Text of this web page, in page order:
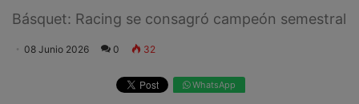
Básquet: Racing se consagró campeón semestral
08 Junio 2026 0 32
WhatsApp